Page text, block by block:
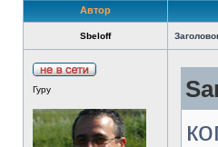
Автор
Sbeloff
Гуру